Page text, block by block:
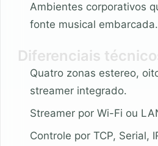
Ambientes corporativos
fonte musical embarcada.
Diferenciais
Quatro zonas estereo,
streamer integrado.
Streamer por Wi-Fi ou
Controle por TCP, Serial,